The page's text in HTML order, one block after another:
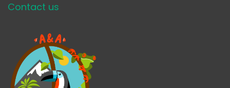
Contact us